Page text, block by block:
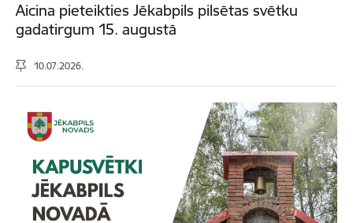
Aicina pieteikties Jēkabpils pilsētas svētku
gadatirgum 15. augustā
10.07.2026.